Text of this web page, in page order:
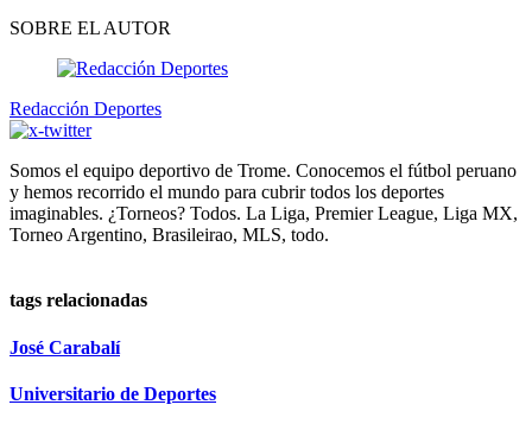
SOBRE EL AUTOR
Redacción Deportes
Somos el equipo deportivo de Trome. Conocemos el fútbol peruano
y hemos recorrido el mundo para cubrir todos los deportes
imaginables. ¿Torneos? Todos. La Liga, Premier League, Liga MX,
Torneo Argentino, Brasileirao, MLS, todo.
tags relacionadas
José Carabalí
Universitario de Deportes